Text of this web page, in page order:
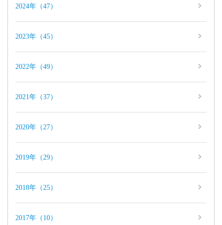
2024年（47）
2023年（45）
2022年（49）
2021年（37）
2020年（27）
2019年（29）
2018年（25）
2017年（10）